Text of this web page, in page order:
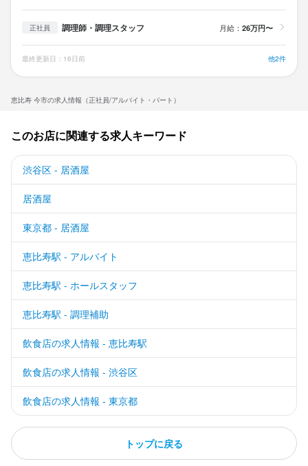
恵比寿 今市の求人情報（正社員/アルバイト・パート）
正社員 調理師・調理スタッフ 月給： 26万円〜
最終更新日：16日前 他2件
このお店に関連する求人キーワード
渋谷区 - 居酒屋
居酒屋
東京都 - 居酒屋
恵比寿駅 - アルバイト
恵比寿駅 - ホールスタッフ
恵比寿駅 - 調理補助
飲食店の求人情報 - 恵比寿駅
飲食店の求人情報 - 渋谷区
飲食店の求人情報 - 東京都
トップに戻る